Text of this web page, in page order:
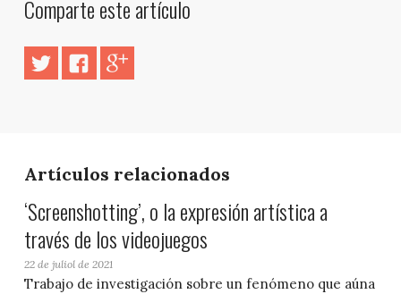
Comparte este artículo
Artículos relacionados
‘Screenshotting’, o la expresión artística a
través de los videojuegos
22 de juliol de 2021
Trabajo de investigación sobre un fenómeno que aúna